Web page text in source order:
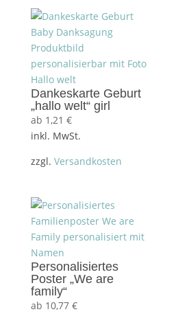
Dankeskarte Geburt
„hallo welt“ girl
ab 1,21 €
inkl. MwSt.
zzgl. Versandkosten
Personalisiertes
Poster „We are
family“
ab 10,77 €